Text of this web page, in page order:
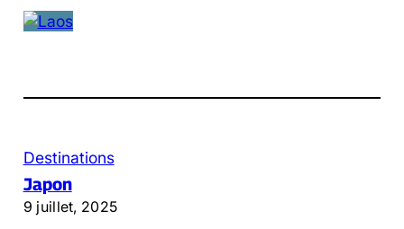
Destinations
Japon
9 juillet, 2025